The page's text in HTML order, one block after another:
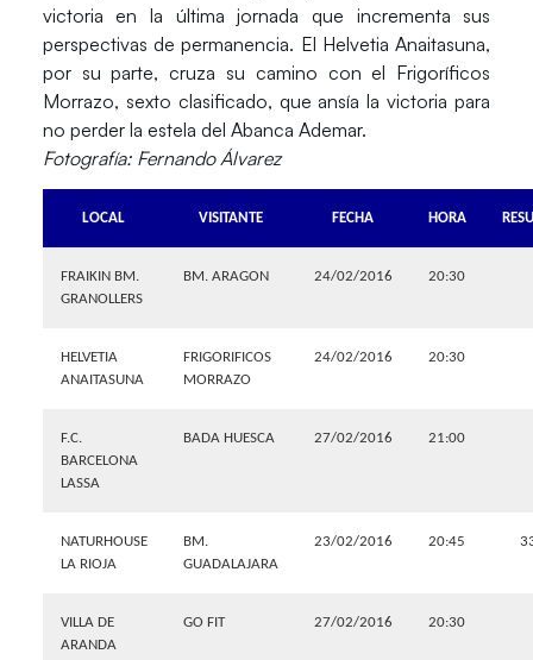
victoria en la última jornada que incrementa sus
perspectivas de permanencia. El Helvetia Anaitasuna,
por su parte, cruza su camino con el Frigoríficos
Morrazo, sexto clasificado, que ansía la victoria para
no perder la estela del Abanca Ademar.
Fotografía: Fernando Álvarez
LOCAL VISITANTE FECHA HORA
FRAIKIN BM.
GRANOLLERS
BM. ARAGON 24/02/2016 20:30
HELVETIA
ANAITASUNA
FRIGORIFICOS
MORRAZO
24/02/2016 20:30
F.C.
BARCELONA
LASSA
BADA HUESCA 27/02/2016 21:00
NATURHOUSE
LA RIOJA
BM.
GUADALAJARA
23/02/2016 20:45
VILLA DE
ARANDA
GO FIT 27/02/2016 20:30